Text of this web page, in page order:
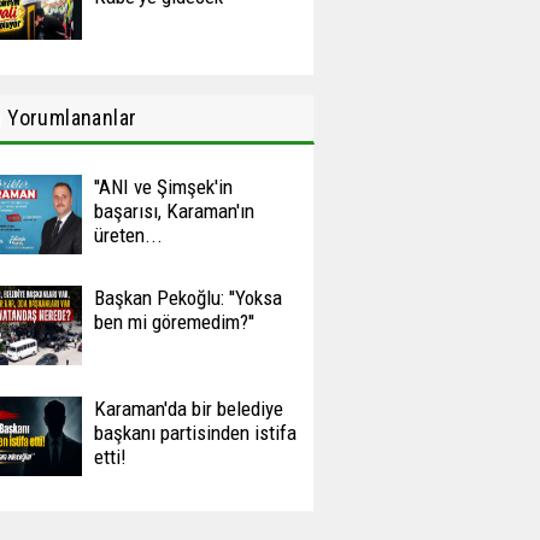
Yorumlananlar
''ANI ve Şimşek'in
başarısı, Karaman'ın
üreten...
Başkan Pekoğlu: ''Yoksa
ben mi göremedim?''
Karaman'da bir belediye
başkanı partisinden istifa
etti!